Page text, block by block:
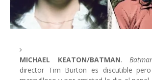
MICHAEL KEATON/BATMAN.
director Tim Burton es discutible